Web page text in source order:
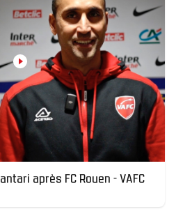
après FC Rouen - VAFC